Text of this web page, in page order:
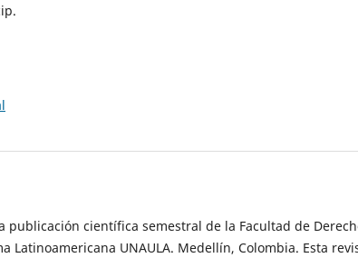
publicación científica semestral de la Facultad de
Latinoamericana UNAULA. Medellín, Colombia. Esta